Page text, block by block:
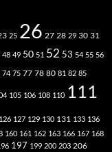
25 26 27 28 29 30 31
48 49 50 51 52 53 54 55 56
74 75 77 78 80 81 82 85
105 106 108 110 111
126 127 129 130 131 133 136
160 161 162 163 166 167 168
197 199 200 203 206